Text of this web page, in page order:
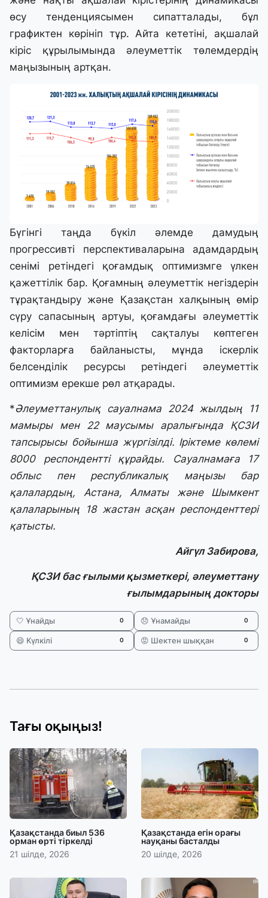
өсу тенденциясымен сипатталады, бұл
графиктен көрініп тұр. Айта кететіні, ақшалай
кіріс құрылымында әлеуметтік төлемдердің
маңызының артқан.
Бүгінгі таңда бүкіл әлемде дамудың
прогрессивті перспективаларына адамдардың
сенімі ретіндегі қоғамдық оптимизмге үлкен
қажеттілік бар. Қоғамның әлеуметтік негіздерін
тұрақтандыру және Қазақстан халқының өмір
сүру сапасының артуы, қоғамдағы әлеуметтік
келісім мен тәртіптің сақталуы көптеген
факторларға байланысты, мұнда іскерлік
белсенділік ресурсы ретіндегі әлеуметтік
оптимизм ерекше рөл атқарады.
*Әлеуметтанулық сауалнама 2024 жылдың 11
мамыры мен 22 маусымы аралығында ҚСЗИ
тапсырысы бойынша жүргізілді. Іріктеме көлемі
8000 респондентті құрайды. Сауалнамаға 17
облыс пен республикалық маңызы бар
қалалардың, Астана, Алматы және Шымкент
қалаларының 18 жастан асқан респонденттері
қатысты.
Айгүл Забирова,
ҚСЗИ бас ғылыми қызметкері, әлеуметтану
ғылымдарының докторы
🤍 Ұнайды 0 😞 Ұнамайды 0
😄 Күлкілі 0 😡 Шектен шыққан 0
Тағы оқыңыз!
Қазақстанда биыл 536
орман өрті тіркелді
21 шілде, 2026
Қазақстанда егін орағы
науқаны басталды
20 шілде, 2026